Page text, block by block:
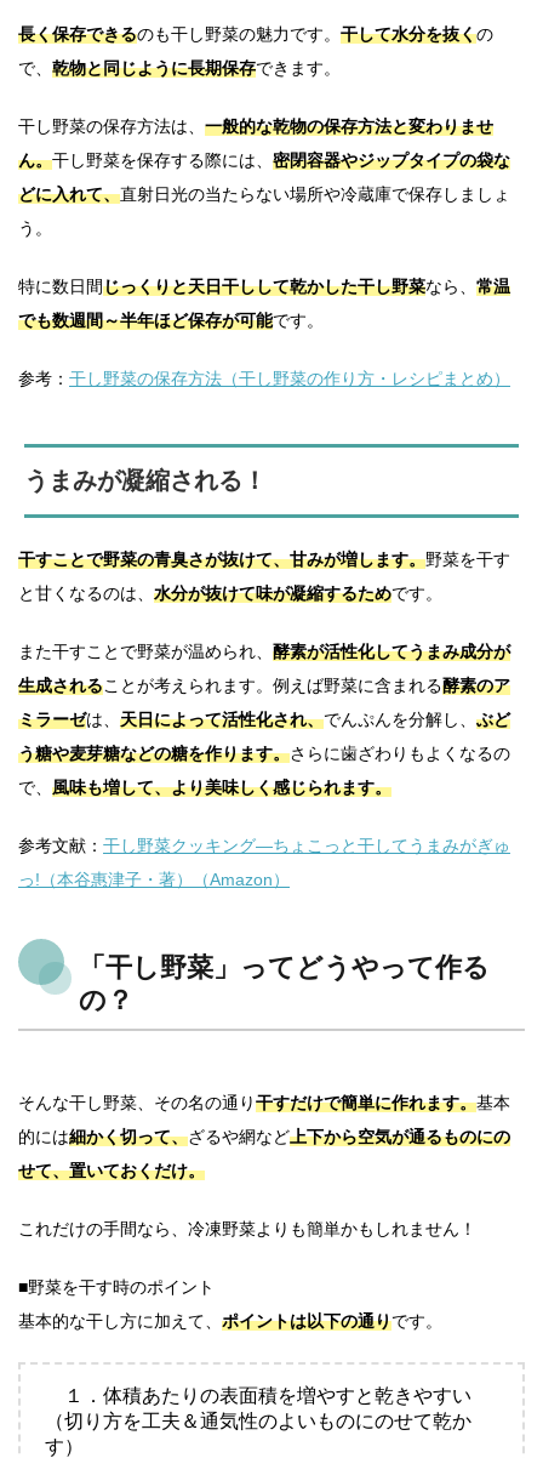
長く保存できるのも干し野菜の魅力です。 干して水分を抜くの
で、 乾物と同じように長期保存できます。
干し野菜の保存方法は、 一般的な乾物の保存方法と変わりませ
ん。干し野菜を保存する際には、 密閉容器やジップタイプの袋な
どに入れて、直射日光の当たらない場所や冷蔵庫で保存しましょ
う。
特に数日間じっくりと天日干しして乾かした干し野菜なら、 常温
でも数週間～半年ほど保存が可能です。
参考： 干し野菜の保存方法（干し野菜の作り方・レシピまとめ）
うまみが凝縮される！
干すことで野菜の青臭さが抜けて、甘みが増します。野菜を干す
と甘くなるのは、 水分が抜けて味が凝縮するためです。
また干すことで野菜が温められ、 酵素が活性化してうまみ成分が
生成されることが考えられます。例えば野菜に含まれる酵素のア
ミラーゼは、 天日によって活性化され、でんぷんを分解し、 ぶど
う糖や麦芽糖などの糖を作ります。さらに歯ざわりもよくなるの
で、 風味も増して、より美味しく感じられます。
参考文献： 干し野菜クッキング―ちょこっと干してうまみがぎゅ
っ!（本谷惠津子・著）（Amazon）
「干し野菜」ってどうやって作る
の？
そんな干し野菜、その名の通り干すだけで簡単に作れます。基本
的には細かく切って、ざるや網など上下から空気が通るものにの
せて、置いておくだけ。
これだけの手間なら、冷凍野菜よりも簡単かもしれません！
■野菜を干す時のポイント
基本的な干し方に加えて、 ポイントは以下の通りです。
１．体積あたりの表面積を増やすと乾きやすい
（切り方を工夫＆通気性のよいものにのせて乾か
す）